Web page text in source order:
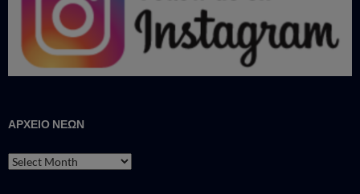
ΑΡΧΕΙΟ ΝΕΩΝ
ΑΡΧΕΙΟ
ΝΕΩΝ